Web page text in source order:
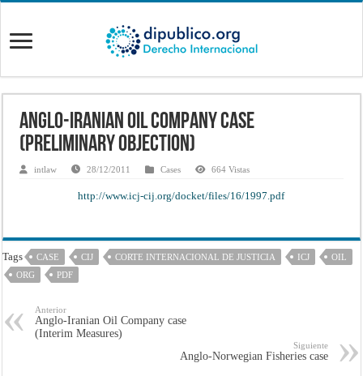
Anglo-Iranian Oil Company case
(Preliminary Objection)
intlaw 28/12/2011 Cases 664 Vistas
http://www.icj-cij.org/docket/files/16/1997.pdf
Tags CASE CIJ CORTE INTERNACIONAL DE JUSTICIA ICJ
OIL
ORG
PDF
Anterior
Anglo-Iranian Oil Company case
(Interim Measures)
Siguiente
Anglo-Norwegian Fisheries case